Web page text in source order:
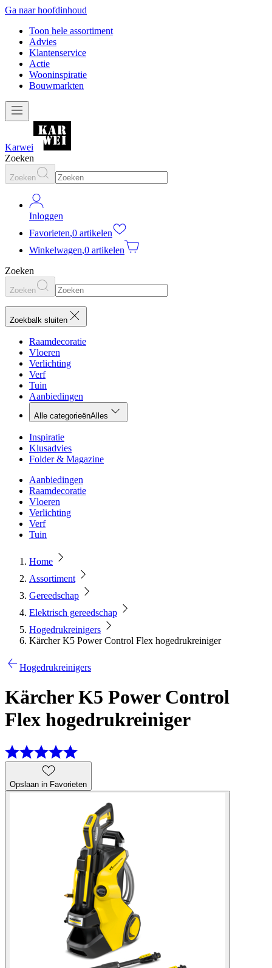
Ga naar hoofdinhoud
Toon hele assortiment
Advies
Klantenservice
Actie
Wooninspiratie
Bouwmarkten
Karwei
Zoeken
Zoeken
Inloggen
Favorieten,0 artikelen
Winkelwagen,0 artikelen
Zoeken
Zoeken
Zoekbalk sluiten
Raamdecoratie
Vloeren
Verlichting
Verf
Tuin
Aanbiedingen
Alle categorieënAlles
Inspiratie
Klusadvies
Folder & Magazine
Aanbiedingen
Raamdecoratie
Vloeren
Verlichting
Verf
Tuin
Home
Assortiment
Gereedschap
Elektrisch gereedschap
Hogedrukreinigers
Kärcher K5 Power Control Flex hogedrukreiniger
Hogedrukreinigers
Kärcher K5 Power Control
Flex hogedrukreiniger
Opslaan in Favorieten